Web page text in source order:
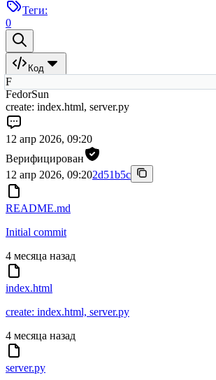
Теги:
0
Код
F
FedorSun
create: index.html, server.py
12 апр 2026, 09:20
Верифицирован
12 апр 2026, 09:202d51b5c
README.md
Initial commit
4 месяца назад
index.html
create: index.html, server.py
4 месяца назад
server.py